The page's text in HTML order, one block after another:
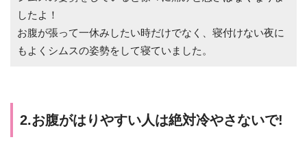
したよ！
お腹が張って一休みしたい時だけでなく、寝付けない夜に
もよくシムスの姿勢をして寝ていました。
2.お腹がはりやすい人は絶対冷やさないで!